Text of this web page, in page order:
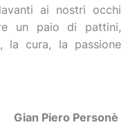
ai nostri occhi
un paio di pattini,
la cura, la passione
Gian Piero Personè